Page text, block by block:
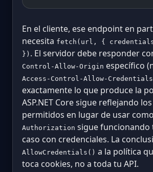
En el cliente, ese endpoint en
necesita fetch(url, {
}) . El servidor debe responder
Control-Allow-Origin específico
Access-Control-Allow-
exactamente lo que produce la
ASP.NET Core sigue reflejando
permitidos en lugar de usar
Authorization sigue funcionando
caso con credenciales. La
AllowCredentials() a la política
toca cookies, no a toda tu API.